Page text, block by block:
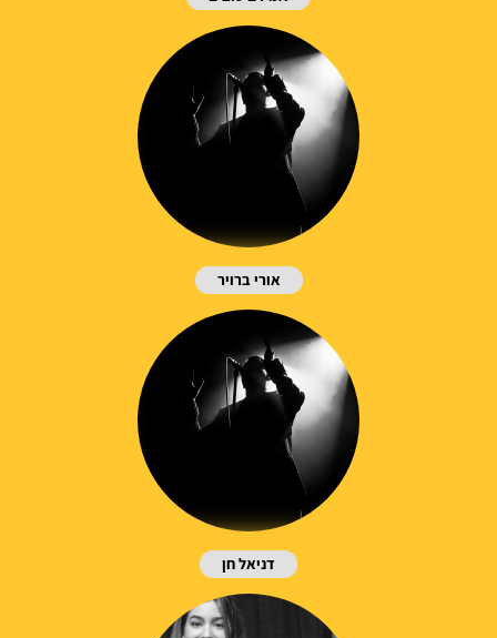
אורי ברויר
דניאל חן